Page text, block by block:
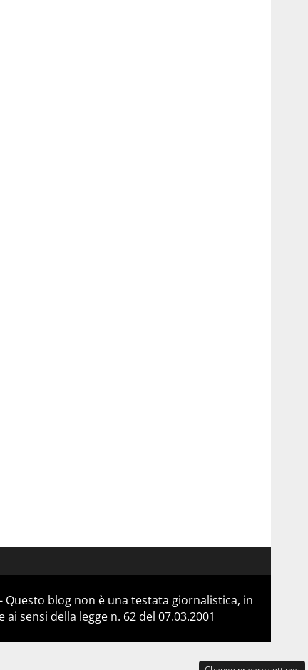
Questo blog non è una testata giornalistica, in
sensi della legge n. 62 del 07.03.2001